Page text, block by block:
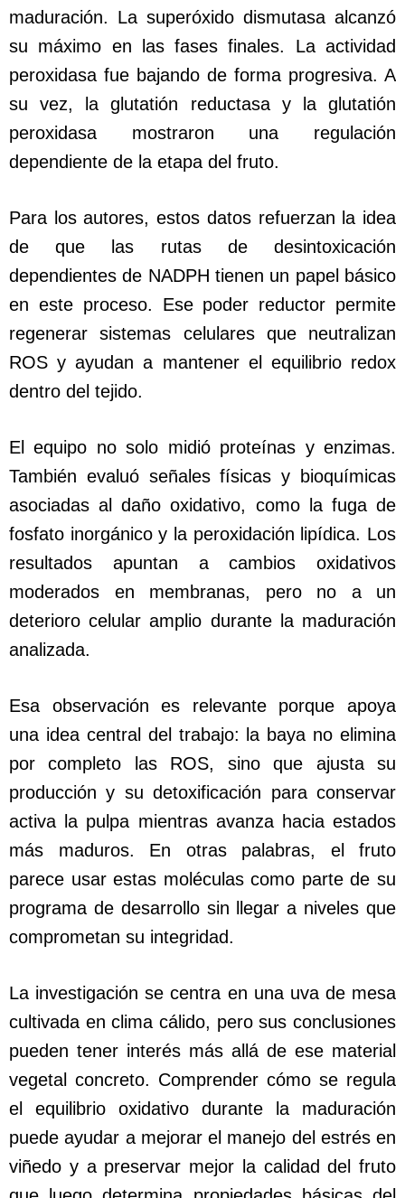
maduración. La superóxido dismutasa alcanzó
su máximo en las fases finales. La actividad
peroxidasa fue bajando de forma progresiva. A
su vez, la glutatión reductasa y la glutatión
peroxidasa mostraron una regulación
dependiente de la etapa del fruto.
Para los autores, estos datos refuerzan la idea
de que las rutas de desintoxicación
dependientes de NADPH tienen un papel básico
en este proceso. Ese poder reductor permite
regenerar sistemas celulares que neutralizan
ROS y ayudan a mantener el equilibrio redox
dentro del tejido.
El equipo no solo midió proteínas y enzimas.
También evaluó señales físicas y bioquímicas
asociadas al daño oxidativo, como la fuga de
fosfato inorgánico y la peroxidación lipídica. Los
resultados apuntan a cambios oxidativos
moderados en membranas, pero no a un
deterioro celular amplio durante la maduración
analizada.
Esa observación es relevante porque apoya
una idea central del trabajo: la baya no elimina
por completo las ROS, sino que ajusta su
producción y su detoxificación para conservar
activa la pulpa mientras avanza hacia estados
más maduros. En otras palabras, el fruto
parece usar estas moléculas como parte de su
programa de desarrollo sin llegar a niveles que
comprometan su integridad.
La investigación se centra en una uva de mesa
cultivada en clima cálido, pero sus conclusiones
pueden tener interés más allá de ese material
vegetal concreto. Comprender cómo se regula
el equilibrio oxidativo durante la maduración
puede ayudar a mejorar el manejo del estrés en
viñedo y a preservar mejor la calidad del fruto